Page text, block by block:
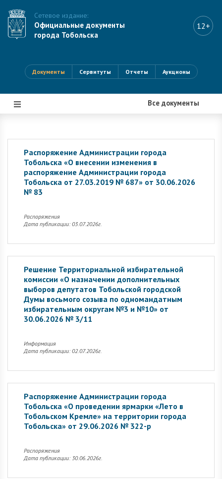
Сетевое издание:
Официальные документы
города Тобольска
12+
Документы Сервитуты Отчеты Аукционы
Все документы
|||
Распоряжение Администрации города
Тобольска «О внесении изменения в
распоряжение Администрации города
Тобольска от 27.03.2019 № 687» от 30.06.2026
№ 83
Распоряжения
Дата публикации: 03.07.2026г.
Решение Территориальной избирательной
комиссии «О назначении дополнительных
выборов депутатов Тобольской городской
Думы восьмого созыва по одномандатным
избирательным округам №3 и №10» от
30.06.2026 № 3/11
Информация
Дата публикации: 02.07.2026г.
Распоряжение Администрации города
Тобольска «О проведении ярмарки «Лето в
Тобольском Кремле» на территории города
Тобольска» от 29.06.2026 № 322-р
Распоряжения
Дата публикации: 30.06.2026г.